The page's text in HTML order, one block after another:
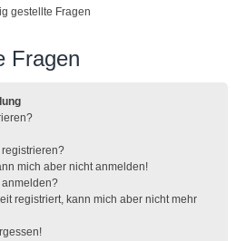
gestellte Fragen
Fragen
mich aber nicht anmelden!
anmelden?
registriert, kann mich aber nicht mehr